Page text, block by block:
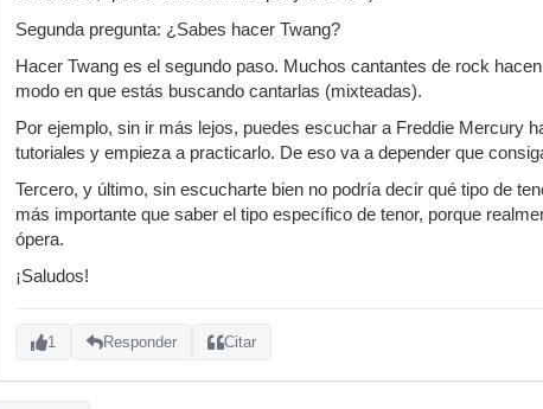
Segunda pregunta: ¿Sabes hacer Twang?
Hacer Twang es el segundo paso. Muchos cantantes de rock
modo en que estás buscando cantarlas (mixteadas).
Por ejemplo, sin ir más lejos, puedes escuchar a Freddie Mercury
tutoriales y empieza a practicarlo. De eso va a depender que
Tercero, y último, sin escucharte bien no podría decir qué tipo de
más importante que saber el tipo específico de tenor, porque
ópera.
¡Saludos!
1 Responder Citar